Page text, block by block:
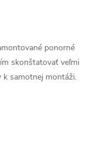
ponorné
skonštatovať veľmi
samotnej montáži.